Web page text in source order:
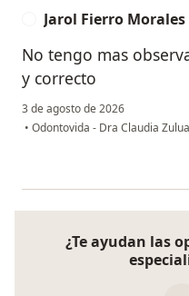
Jarol Fierro Morales
No tengo mas
y correcto
3 de agosto de 2026
• Odontovida - Dra Claudia
¿Te ayudan las